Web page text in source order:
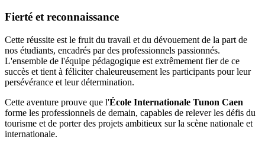
Fierté et reconnaissance
Cette réussite est le fruit du travail et du dévouement de la part de
nos étudiants, encadrés par des professionnels passionnés.
L'ensemble de l'équipe pédagogique est extrêmement fier de ce
succès et tient à féliciter chaleureusement les participants pour leur
persévérance et leur détermination.
Cette aventure prouve que l'École Internationale Tunon Caen
forme les professionnels de demain, capables de relever les défis du
tourisme et de porter des projets ambitieux sur la scène nationale et
internationale.